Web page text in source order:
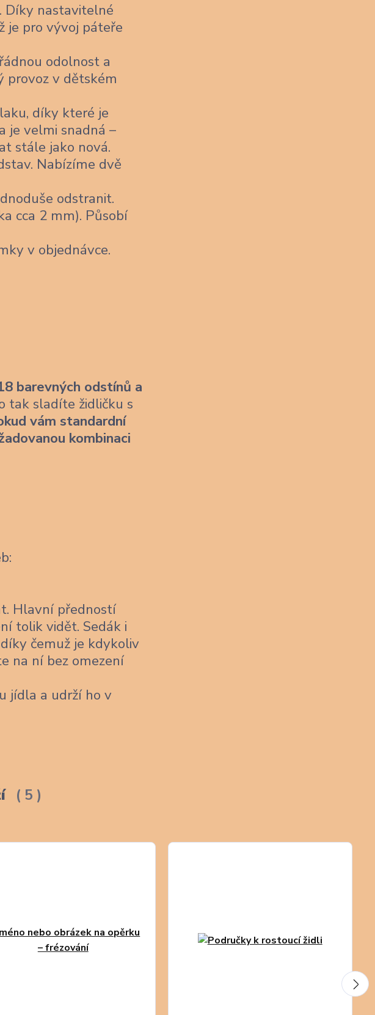
Díky nastavitelné
je pro vývoj páteře
odolnost a
provoz v dětském
díky které je
je velmi snadná –
stále jako nová.
Nabízíme dvě
odstranit.
cca 2 mm). Působí
v objednávce.
barevných odstínů a
tak sladíte židličku s
vám standardní
kombinaci
Hlavní předností
tolik vidět. Sedák i
čemuž je kdykoliv
na ní bez omezení
jídla a udrží ho v
5